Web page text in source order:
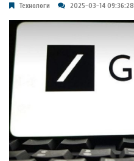
Технологи 2025-03-14 09:36:28